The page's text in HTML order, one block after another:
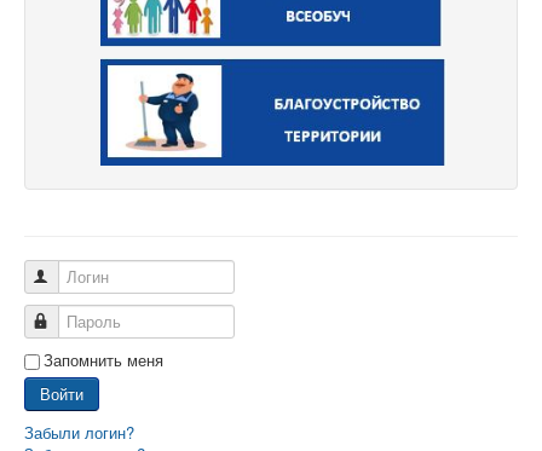
Логин
Пароль
Запомнить меня
Войти
Забыли логин?